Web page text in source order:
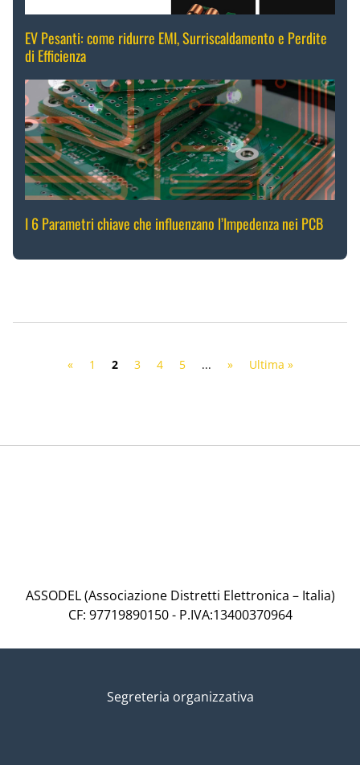
EV Pesanti: come ridurre EMI, Surriscaldamento e Perdite
di Efficienza
I 6 Parametri chiave che influenzano l’Impedenza nei PCB
« 1 2 3 4 5 ... » Ultima »
ASSODEL (Associazione Distretti Elettronica – Italia)
CF: 97719890150 - P.IVA:13400370964
Segreteria organizzativa